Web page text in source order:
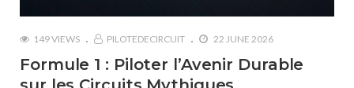
149 VIEWS PILOTEDECIRCUIT 22 JUNE 2026
Formule 1 : Piloter l’Avenir Durable